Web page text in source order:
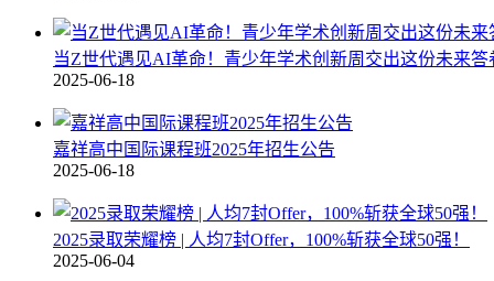
当Z世代遇见AI革命！青少年学术创新周交出这份未来答
2025-06-18
嘉祥高中国际课程班2025年招生公告
2025-06-18
2025录取荣耀榜 | 人均7封Offer，100%斩获全球50强！
2025-06-04